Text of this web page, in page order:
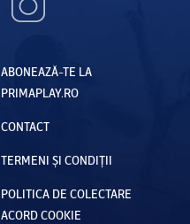
ABONEAZĂ-TE LA
PRIMAPLAY.RO
CONTACT
TERMENI ȘI CONDIȚII
POLITICA DE COLECTARE
ACORD COOKIE